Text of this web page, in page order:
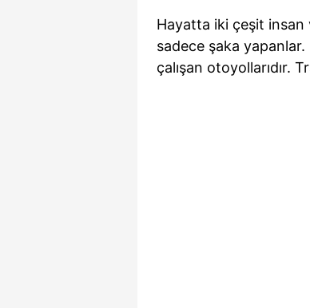
Hayatta iki çeşit insan
sadece şaka
çalışan otoyollarıdır.